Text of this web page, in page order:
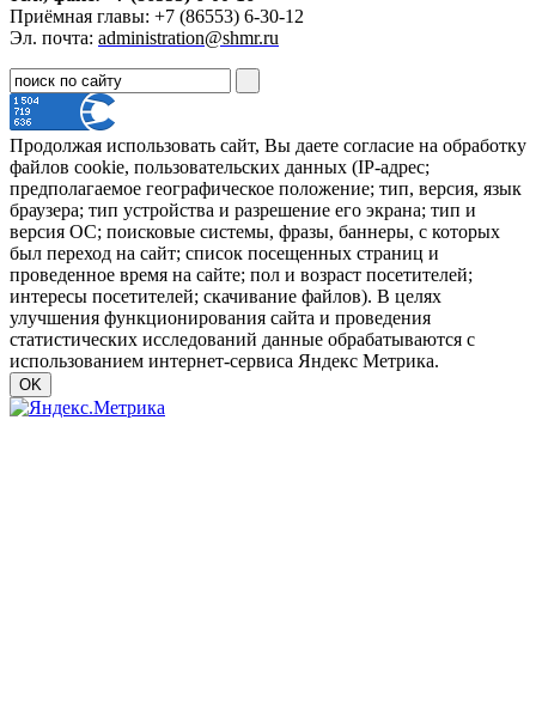
Приёмная главы: +7 (86553) 6-30-12
Эл. почта: administration@shmr.ru
Продолжая использовать сайт, Вы даете согласие на обработку
файлов cookie, пользовательских данных (IP-адрес;
предполагаемое географическое положение; тип, версия, язык
браузера; тип устройства и разрешение его экрана; тип и
версия ОС; поисковые системы, фразы, баннеры, с которых
был переход на сайт; список посещенных страниц и
проведенное время на сайте; пол и возраст посетителей;
интересы посетителей; скачивание файлов). В целях
улучшения функционирования сайта и проведения
статистических исследований данные обрабатываются с
использованием интернет-сервиса Яндекс Метрика.
OK